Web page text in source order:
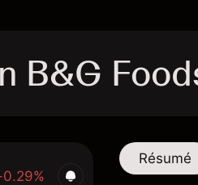
B&G
Résumé